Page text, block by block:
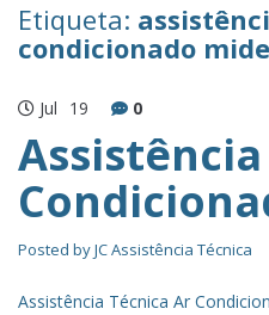
Etiqueta:
condicionado
Jul 19 0
Posted byJC Assistência Técnica
Assistência Técnica Ar